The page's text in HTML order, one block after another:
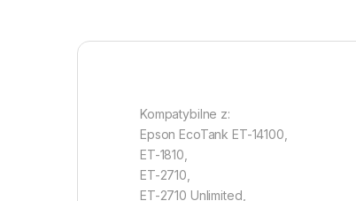
Kompatybilne z:
Epson EcoTank ET-14100,
ET-1810,
ET-2710,
ET-2710 Unlimited,